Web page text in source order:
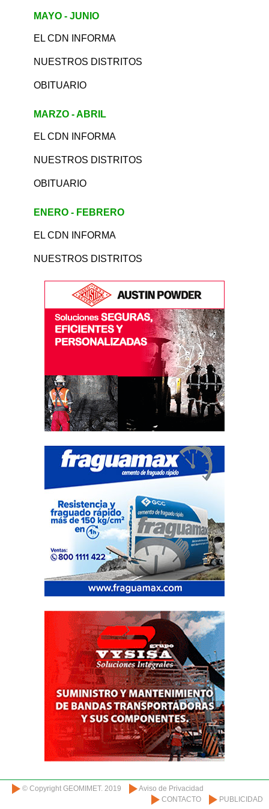
MAYO - JUNIO
EL CDN INFORMA
NUESTROS DISTRITOS
OBITUARIO
MARZO - ABRIL
EL CDN INFORMA
NUESTROS DISTRITOS
OBITUARIO
ENERO - FEBRERO
EL CDN INFORMA
NUESTROS DISTRITOS
© Copyright GEOMIMET. 2019
Aviso de Privacidad
CONTACTO
PUBLICIDAD